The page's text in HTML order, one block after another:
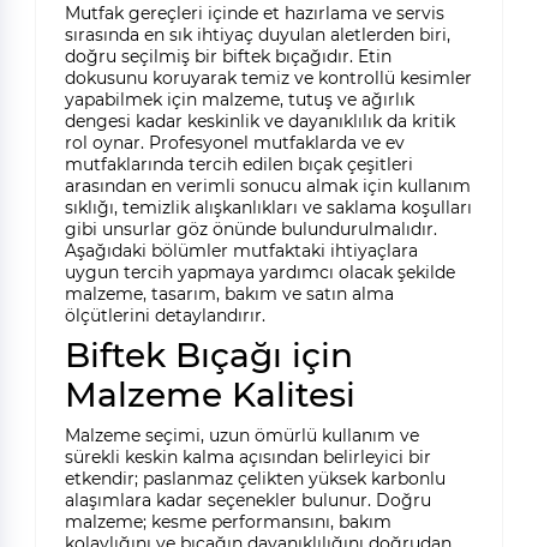
Mutfak gereçleri içinde et hazırlama ve servis
sırasında en sık ihtiyaç duyulan aletlerden biri,
doğru seçilmiş bir biftek bıçağıdır. Etin
dokusunu koruyarak temiz ve kontrollü kesimler
yapabilmek için malzeme, tutuş ve ağırlık
dengesi kadar keskinlik ve dayanıklılık da kritik
rol oynar. Profesyonel mutfaklarda ve ev
mutfaklarında tercih edilen bıçak çeşitleri
arasından en verimli sonucu almak için kullanım
sıklığı, temizlik alışkanlıkları ve saklama koşulları
gibi unsurlar göz önünde bulundurulmalıdır.
Aşağıdaki bölümler mutfaktaki ihtiyaçlara
uygun tercih yapmaya yardımcı olacak şekilde
malzeme, tasarım, bakım ve satın alma
ölçütlerini detaylandırır.
Biftek Bıçağı için
Malzeme Kalitesi
Malzeme seçimi, uzun ömürlü kullanım ve
sürekli keskin kalma açısından belirleyici bir
etkendir; paslanmaz çelikten yüksek karbonlu
alaşımlara kadar seçenekler bulunur. Doğru
malzeme; kesme performansını, bakım